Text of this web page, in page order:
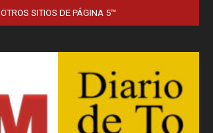
OTROS SITIOS DE PÁGINA 5™